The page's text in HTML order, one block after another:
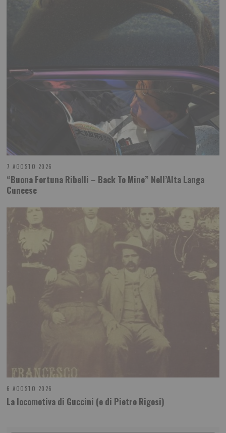
7 AGOSTO 2026
“Buona Fortuna Ribelli – Back To Mine” Nell’Alta Langa
Cuneese
6 AGOSTO 2026
La locomotiva di Guccini (e di Pietro Rigosi)